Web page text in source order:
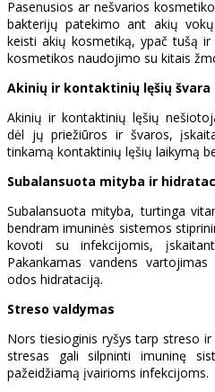
Pasenusios ar nešvarios
bakterijų patekimo ant akių
keisti akių kosmetiką, ypač tušą
kosmetikos naudojimo su kitais
Akinių ir kontaktinių lęšių švara
Akinių ir kontaktinių lęšių
dėl jų priežiūros ir švaros,
tinkamą kontaktinių lęšių laikymą
Subalansuota mityba ir
Subalansuota mityba, turtinga
bendram imuninės sistemos
kovoti su infekcijomis,
Pakankamas vandens
odos hidrataciją.
Streso valdymas
Nors tiesioginis ryšys tarp streso
stresas gali silpninti imuninę
pažeidžiamą įvairioms infekcijoms.